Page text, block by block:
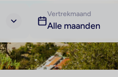
Vertrekmaand
Alle maanden